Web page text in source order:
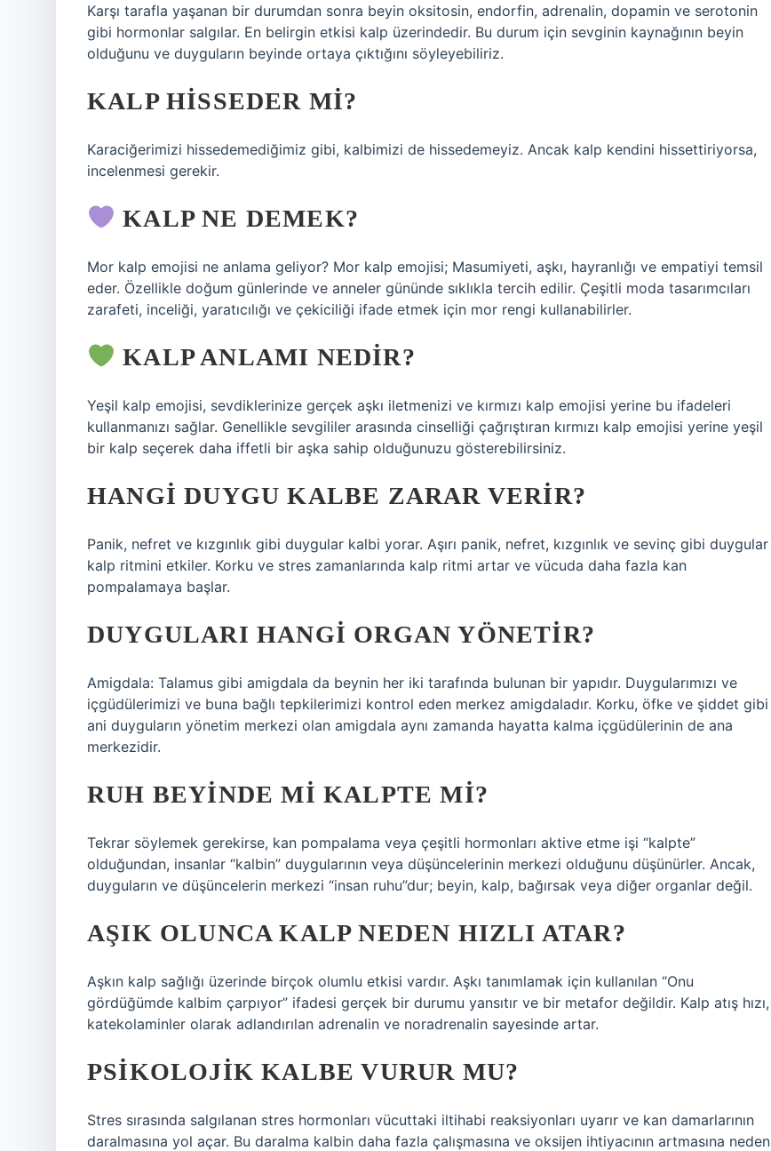
Karşı tarafla yaşanan bir durumdan sonra beyin oksitosin, endorfin, adrenalin, dopamin ve serotonin
gibi hormonlar salgılar. En belirgin etkisi kalp üzerindedir. Bu durum için sevginin kaynağının beyin
olduğunu ve duyguların beyinde ortaya çıktığını söyleyebiliriz.
KALP HISSEDER MI?
Karaciğerimizi hissedemediğimiz gibi, kalbimizi de hissedemeyiz. Ancak kalp kendini hissettiriyorsa,
incelenmesi gerekir.
KALP NE DEMEK?
Mor kalp emojisi ne anlama geliyor? Mor kalp emojisi; Masumiyeti, aşkı, hayranlığı ve empatiyi temsil
eder. Özellikle doğum günlerinde ve anneler gününde sıklıkla tercih edilir. Çeşitli moda tasarımcıları
zarafeti, inceliği, yaratıcılığı ve çekiciliği ifade etmek için mor rengi kullanabilirler.
KALP ANLAMI NEDIR?
Yeşil kalp emojisi, sevdiklerinize gerçek aşkı iletmenizi ve kırmızı kalp emojisi yerine bu ifadeleri
kullanmanızı sağlar. Genellikle sevgililer arasında cinselliği çağrıştıran kırmızı kalp emojisi yerine yeşil
bir kalp seçerek daha iffetli bir aşka sahip olduğunuzu gösterebilirsiniz.
HANGI DUYGU KALBE ZARAR VERIR?
Panik, nefret ve kızgınlık gibi duygular kalbi yorar. Aşırı panik, nefret, kızgınlık ve sevinç gibi duygular
kalp ritmini etkiler. Korku ve stres zamanlarında kalp ritmi artar ve vücuda daha fazla kan
pompalamaya başlar.
DUYGULARI HANGI ORGAN YÖNETIR?
Amigdala: Talamus gibi amigdala da beynin her iki tarafında bulunan bir yapıdır. Duygularımızı ve
içgüdülerimizi ve buna bağlı tepkilerimizi kontrol eden merkez amigdaladır. Korku, öfke ve şiddet gibi
ani duyguların yönetim merkezi olan amigdala aynı zamanda hayatta kalma içgüdülerinin de ana
merkezidir.
RUH BEYINDE MI KALPTE MI?
Tekrar söylemek gerekirse, kan pompalama veya çeşitli hormonları aktive etme işi “kalpte”
olduğundan, insanlar “kalbin” duygularının veya düşüncelerinin merkezi olduğunu düşünürler. Ancak,
duyguların ve düşüncelerin merkezi “insan ruhu”dur; beyin, kalp, bağırsak veya diğer organlar değil.
AŞIK OLUNCA KALP NEDEN HIZLI ATAR?
Aşkın kalp sağlığı üzerinde birçok olumlu etkisi vardır. Aşkı tanımlamak için kullanılan “Onu
gördüğümde kalbim çarpıyor” ifadesi gerçek bir durumu yansıtır ve bir metafor değildir. Kalp atış hızı,
katekolaminler olarak adlandırılan adrenalin ve noradrenalin sayesinde artar.
PSIKOLOJIK KALBE VURUR MU?
Stres sırasında salgılanan stres hormonları vücuttaki iltihabi reaksiyonları uyarır ve kan damarlarının
daralmasına yol açar. Bu daralma kalbin daha fazla çalışmasına ve oksijen ihtiyacının artmasına neden